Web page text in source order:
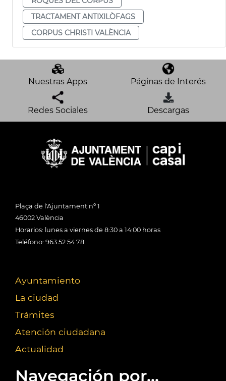
TRACTAMENT ANTIXILÒFAGS
CORPUS CHRISTI VALÈNCIA
Nuestras Apps Páginas de Interés
Redes Sociales Descargas
Plaça de l'Ajuntament nº 1
46002 València
Horarios: lunes a viernes de 8:30 a 14:00 horas
Teléfono: 963 52 54 78
Ayuntamiento
La ciudad
Trámites
Atención ciudadana
Actualidad
Navegación por...